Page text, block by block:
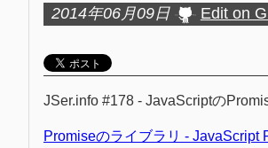
2014年06月09日 Edit on
JSer.info #178 - JavaScriptの
Promiseのライブラリ - JavaScript